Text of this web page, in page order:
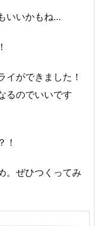
いいかもね…
イができました！
るのでいいです
！
。ぜひつくってみ